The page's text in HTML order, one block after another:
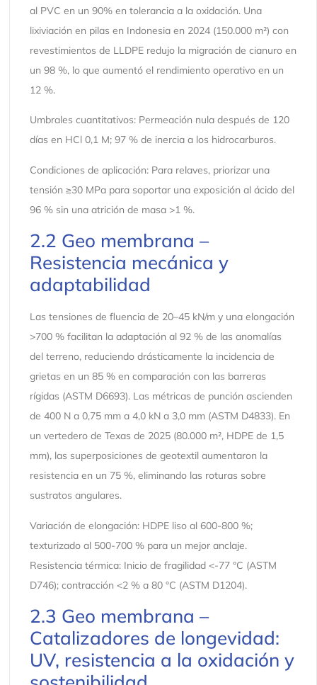
al PVC en un 90% en tolerancia a la oxidación. Una
lixiviación en pilas en Indonesia en 2024 (150.000 m²) con
revestimientos de LLDPE redujo la migración de cianuro en
un 98 %, lo que aumentó el rendimiento operativo en un
12 %.
Umbrales cuantitativos: Permeación nula después de 120
días en HCl 0,1 M; 97 % de inercia a los hidrocarburos.
Condiciones de aplicación: Para relaves, priorizar una
tensión ≥30 MPa para soportar una exposición al ácido del
96 % sin una atrición de masa >1 %.
2.2 Geo membrana –
Resistencia mecánica y
adaptabilidad
Las tensiones de fluencia de 20–45 kN/m y una elongación
>700 % facilitan la adaptación al 92 % de las anomalías
del terreno, reduciendo drásticamente la incidencia de
grietas en un 85 % en comparación con las barreras
rígidas (ASTM D6693). Las métricas de punción ascienden
de 400 N a 0,75 mm a 4,0 kN a 3,0 mm (ASTM D4833). En
un vertedero de Texas de 2025 (80.000 m², HDPE de 1,5
mm), las superposiciones de geotextil aumentaron la
resistencia en un 75 %, eliminando las roturas sobre
sustratos angulares.
Variación de elongación: HDPE liso al 600-800 %;
texturizado al 500-700 % para un mejor anclaje.
Resistencia térmica: Inicio de fragilidad <-77 °C (ASTM
D746); contracción <2 % a 80 °C (ASTM D1204).
2.3 Geo membrana –
Catalizadores de longevidad:
UV, resistencia a la oxidación y